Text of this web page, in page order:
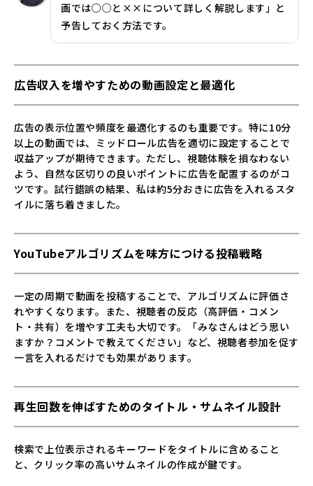
画では○○と××について詳しく解説します」と
予告しておく方法です。
広告収入を増やすための動画設定と最適化
広告の表示位置や頻度を最適化するのも重要です。特に10分
以上の動画では、ミッドロール広告を適切に設定することで
収益アップが期待できます。ただし、視聴体験を損なわない
よう、自然な区切りの良いポイントに広告を配置するのがコ
ツです。試行錯誤の結果、私は約5分おきに広告を入れるスタ
イルに落ち着きました。
YouTubeアルゴリズムを味方につける投稿戦略
一定の周期で動画を投稿することで、アルゴリズムに評価さ
れやすくなります。また、視聴者の反応（高評価・コメン
ト・共有）を増やす工夫も大切です。「みなさんはどう思い
ますか？コメントで教えてください」など、視聴者参加を促す
一言を入れるだけでも効果があります。
再生回数を伸ばすためのタイトル・サムネイル設計
検索で上位表示されるキーワードをタイトルに含めること
と、クリック率の高いサムネイルの作成が鍵です。